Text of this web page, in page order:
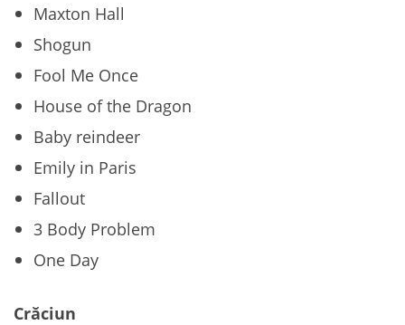
Maxton Hall
Shogun
Fool Me Once
House of the Dragon
Baby reindeer
Emily in Paris
Fallout
3 Body Problem
One Day
Crăciun